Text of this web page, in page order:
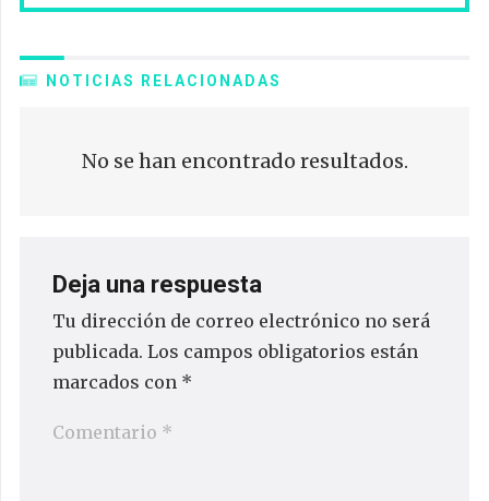
NOTICIAS RELACIONADAS
No se han encontrado resultados.
Deja una respuesta
Tu dirección de correo electrónico no será
publicada. Los campos obligatorios están
marcados con *